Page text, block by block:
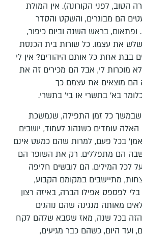
במקרה הטוב, לפני הקורונה). אין המולת
הם מבוגרים, והשקט והסדר
ופתאום, בראש השנה וביום כיפור,
את עצמו. כל שורות בית הכנסת
בבת אחת כל אותם היהודים? אין לי
מוכרות לי, אבל הם מכירים זה את
הם מוצאים את עצמם כך
בא' בתשרי או בי' בתשרי.
כל זמן התפילה, שנמשכת
האלה עומדים כשנהוג לעמוד, יושבים
בכל פעם, למרות שהם כמעט אינם
שבה הם מתפללים. רק את השופר הם
לכל המילים. הם לובשים חליפה
מתיישבים במקומם הקבוע,
לפספס אפילו הברה, באיזה רצון
מאותה מנגינה שהם נוהגים
הזה בכל שנה, מאז שסבא שלהם לקח
ועד היום, כשהם כבר מגיעים,